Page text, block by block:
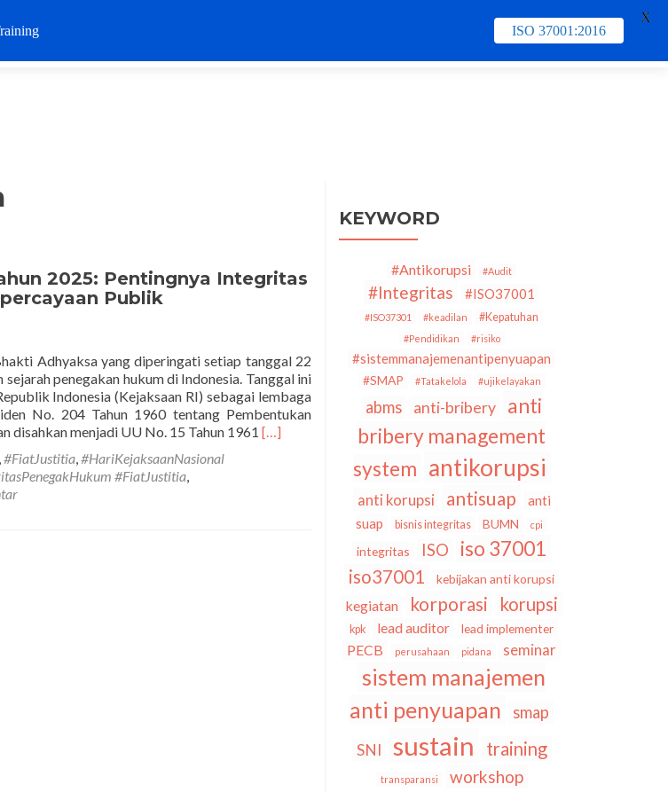
Training & Schedule
2025: Pentingnya Integritas
Publik
Adhyaksa yang diperingati setiap tanggal 22
penegakan hukum di Indonesia. Tanggal ini
Indonesia (Kejaksaan RI) sebagai lembaga
No. 204 Tahun 1960 tentang Pembentukan
disahkan menjadi UU No. 15 Tahun 1961 Selengkapnya
[…]
,#FiatJustitia,#HariKejaksaanNasional
#FiatJustitia,
KEYWORD
#Antikorupsi #Audit
#Integritas #ISO37001
#ISO37301 #keadilan #Kepatuhan
#Pendidikan #risiko
#sistemmanajemenantipenyuapan
#SMAP #Tatakelola #ujikelayakan
abms anti-bribery
anti
bribery management
system antikorupsi
anti korupsi antisuap
anti
suap
bisnis integritas BUMN cpi
integritas ISO iso 37001
iso37001 kebijakan anti korupsi
kegiatan korporasi korupsi
kpk lead auditor lead implementer
PECB perusahaan pidana seminar
sistem manajemen
anti penyuapan
smap
SNI sustain training
transparansi workshop
ISO 37001:2016
X